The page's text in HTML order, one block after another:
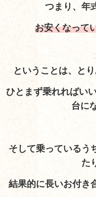
つまり、年
お安くなって
ということは、と
ひとまず乗れればい
台に
そして乗っているう
た
結果的に長いお付き